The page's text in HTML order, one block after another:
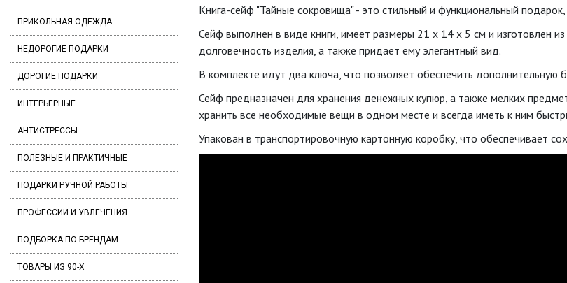
ПРИКОЛЬНАЯ ОДЕЖДА
НЕДОРОГИЕ ПОДАРКИ
ДОРОГИЕ ПОДАРКИ
ИНТЕРЬЕРНЫЕ
АНТИСТРЕССЫ
ПОЛЕЗНЫЕ И ПРАКТИЧНЫЕ
ПОДАРКИ РУЧНОЙ РАБОТЫ
ПРОФЕССИИ И УВЛЕЧЕНИЯ
ПОДБОРКА ПО БРЕНДАМ
ТОВАРЫ ИЗ 90-Х
Книга-сейф "Тайные сокровища" - это стильный и функциональный
Сейф выполнен в виде книги, имеет размеры 21 x 14 x 5 см и изготовлен
долговечность изделия, а также придает ему элегантный вид.
В комплекте идут два ключа, что позволяет обеспечить дополнительную
Сейф предназначен для хранения денежных купюр, а также мелких
хранить все необходимые вещи в одном месте и всегда иметь к ним
Упакован в транспортировочную картонную коробку, что обеспечивает